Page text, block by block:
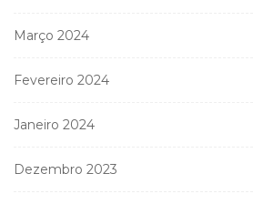
Março 2024
Fevereiro 2024
Janeiro 2024
Dezembro 2023